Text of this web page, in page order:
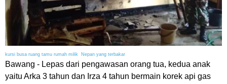
kursi busa ruang tamu rumah milik Nepan yang terbakar
Bawang - Lepas dari pengawasan orang tua, kedua anak
yaitu Arka 3 tahun dan Irza 4 tahun bermain korek api gas